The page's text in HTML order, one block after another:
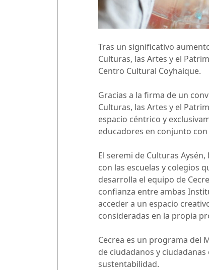
Tras un significativo
Culturas, las Artes y el
Centro Cultural Coyhaique.
Gracias a la firma de un
Culturas, las Artes y el
espacio céntrico y
educadores en conjunto
El seremi de Culturas
con las escuelas y colegios
desarrolla el equipo de
confianza entre ambas
acceder a un espacio
consideradas en la propia
Cecrea es un programa del
de ciudadanos y
sustentabilidad.